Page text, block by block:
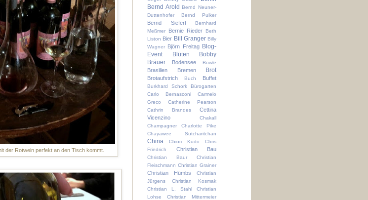
der Rotwein perfekt an den Tisch kommt.
Bernd Arold Bernd Neuner-
Duttenhofer
Bernd Pulker
Bernd Siefert
Bernhard
Meßmer
Bernie Rieder
Beth
Liston Bier Bill Granger Billy
Wagner Björn Freitag Blog-
Event
Blüten
Bobby
Bräuer
Bodensee Bowle
Brasilien Bremen Brot
Brotaufstrich Buch Buffet
Burkhard Schork
Bürogarten
Carlo Bernasconi
Carmelo
Greco
Catherine Pearson
Cathrin Brandes
Cettina
Vicenzino
Chakall
Champagner
Charlotte Pike
Chayawee Sutcharitchan
China Chiori Kudo
Chris
Friedrich
Christian Bau
Christian Baur
Christian
Fleischmann Christian Grainer
Christian Hümbs
Christian
Jürgens
Christian Kosmak
Christian L. Stahl
Christian
Lohse
Christian Mittermeier